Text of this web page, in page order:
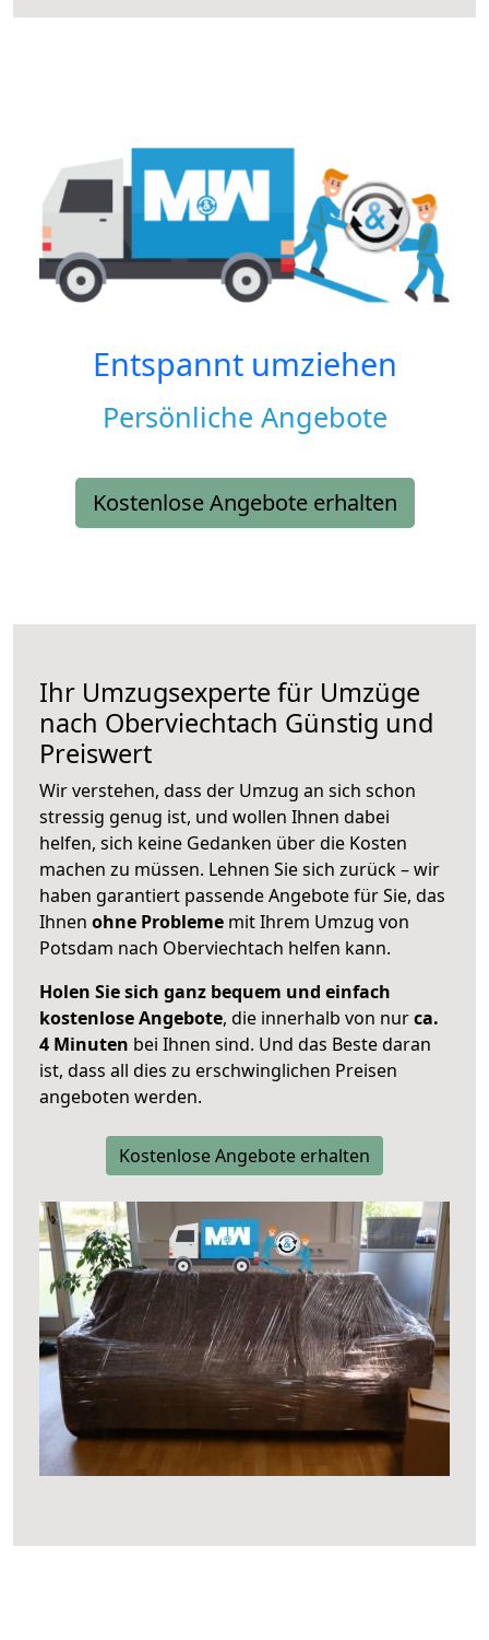
Entspannt umziehen
Persönliche Angebote
Kostenlose Angebote erhalten
Ihr Umzugsexperte für Umzüge
nach Oberviechtach Günstig und
Preiswert
Wir verstehen, dass der Umzug an sich schon
stressig genug ist, und wollen Ihnen dabei
helfen, sich keine Gedanken über die Kosten
machen zu müssen. Lehnen Sie sich zurück – wir
haben garantiert passende Angebote für Sie, das
Ihnen ohne Probleme mit Ihrem Umzug von
Potsdam nach Oberviechtach helfen kann.
Holen Sie sich ganz bequem und einfach
kostenlose Angebote, die innerhalb von nurca.
4 Minuten bei Ihnen sind. Und das Beste daran
ist, dass all dies zu erschwinglichen Preisen
angeboten werden.
Kostenlose Angebote erhalten